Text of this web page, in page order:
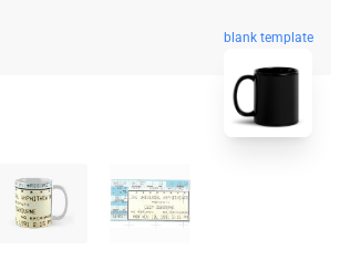
blank template